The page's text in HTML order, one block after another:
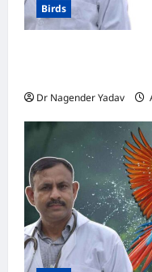
Birds
Dr Nagender Yadav